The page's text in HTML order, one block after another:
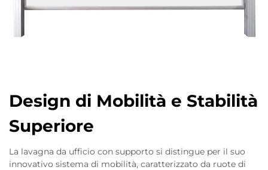
Design di Mobilità e Stabilità
Superiore
La lavagna da ufficio con supporto si distingue per il suo
innovativo sistema di mobilità, caratterizzato da ruote di